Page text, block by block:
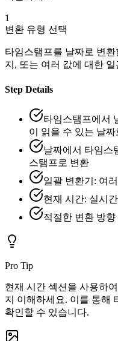
1
변환 유형 선택
타임스탬프를 날짜로 변
지, 또는 여러 값에 대한
Step Details
타임스탬프에서
이 읽을 수 있는 날
날짜에서 타임스
스탬프로 변환
일괄 변환기: 여
현재 시간: 실시
적절한 변환 방향
Pro Tip
현재 시간 섹션을 사용하
지 이해하세요. 이를 통해
확인할 수 있습니다.